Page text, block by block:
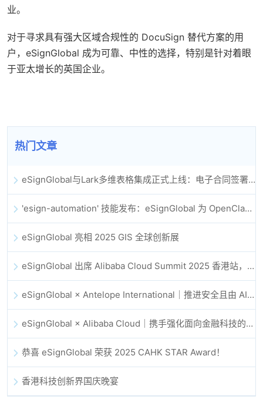
业。
对于寻求具有强大区域合规性的 DocuSign 替代方案的用
户，eSignGlobal 成为可靠、中性的选择，特别是针对着眼
于亚太增长的英国企业。
热门文章
eSignGlobal与Lark多维表格集成正式上线：电子合同签署归档全程自动化
'esign-automation' 技能发布：eSignGlobal 为 OpenClaw 提供自动化电子签名能力
eSignGlobal 亮相 2025 GIS 全球创新展
eSignGlobal 出席 Alibaba Cloud Summit 2025 香港站，共同探讨 AI 驱动的云创新与数字信任未来
eSignGlobal × Antelope International｜推进安全且由 AI 驱动的数字化工作流
eSignGlobal × Alibaba Cloud｜携手强化面向金融科技的全球数字信任
恭喜 eSignGlobal 荣获 2025 CAHK STAR Award！
香港科技创新界国庆晚宴